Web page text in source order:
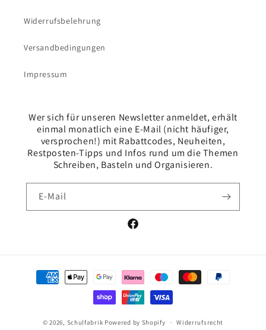
Widerrufsbelehrung
Versandbedingungen
Impressum
Wer sich für unseren Newsletter anmeldet, erhält
einmal monatlich eine E-Mail (nicht häufiger,
versprochen!) mit Rabattcodes, Neuheiten,
Restposten-Tipps und Infos rund um die Themen
Schreiben, Basteln und Organisieren.
E-Mail
Facebook
Zahlungsmethoden
© 2026, Schulfabrik Powered by Shopify Widerrufsrecht